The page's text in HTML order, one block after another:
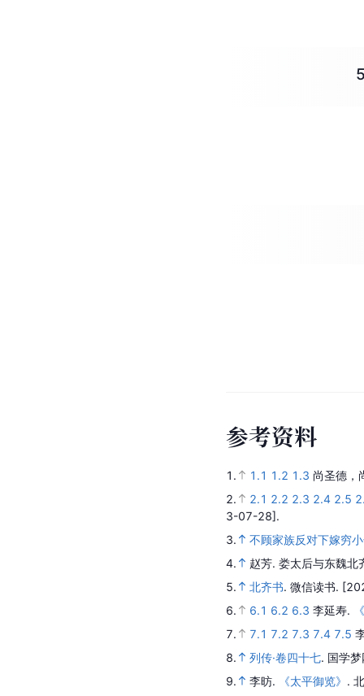
参考资料
1. 1.1 1.2 1.3 尚圣德，
2.
2.1 2.2 2.3 2.4 2.5
3-07-28].
3.
不顾家族反对下嫁穷
4.
赵芳. 娄太后与东魏北
5.
北齐书. 微信读书.
6.
6.1 6.2 6.3 李延寿.
7.
7.1 7.2 7.3 7.4 7.5
8.
列传·卷四十七. 国学
9.
李昉. 《太平御览》 .